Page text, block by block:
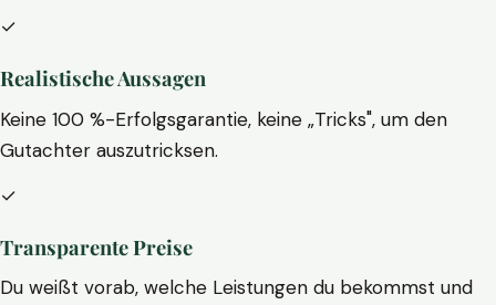
✓
Realistische Aussagen
Keine 100 %-Erfolgsgarantie, keine „Tricks", um den
Gutachter auszutricksen.
✓
Transparente Preise
Du weißt vorab, welche Leistungen du bekommst und